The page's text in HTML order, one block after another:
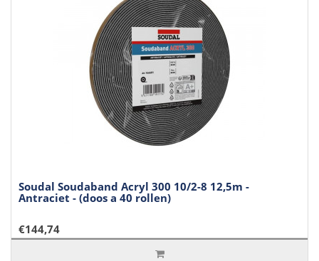
Soudal Soudaband Acryl 300 10/2-8 12,5m -
Antraciet - (doos a 40 rollen)
€144,74